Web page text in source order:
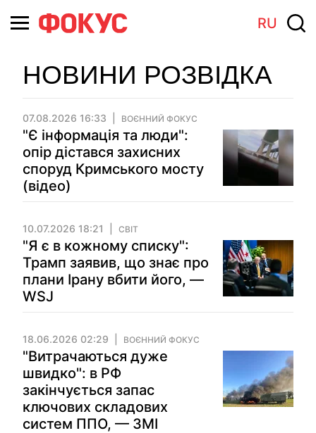
RU
НОВИНИ РОЗВІДКА
07.08.2026 16:33 ВОЄННИЙ ФОКУС
"Є інформація та люди":
опір дістався захисних
споруд Кримського мосту
(відео)
10.07.2026 18:21 СВІТ
"Я є в кожному списку":
Трамп заявив, що знає про
плани Ірану вбити його, —
WSJ
18.06.2026 02:29 ВОЄННИЙ ФОКУС
"Витрачаються дуже
швидко": в РФ
закінчується запас
ключових складових
систем ППО, — ЗМІ